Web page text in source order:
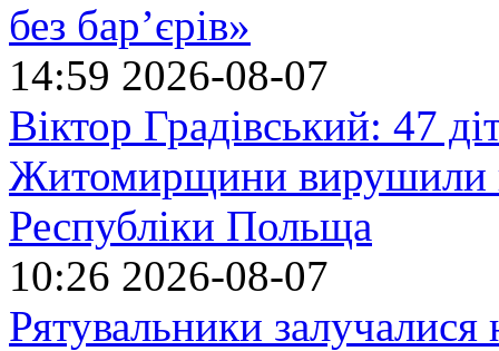
без бар’єрів»
14:59 2026-08-07
Віктор Градівський: 47
Житомирщини вирушили
Республіки Польща
10:26 2026-08-07
Рятувальники